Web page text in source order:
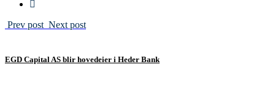
Prev post Next post
EGD Capital AS blir hovedeier i Heder Bank